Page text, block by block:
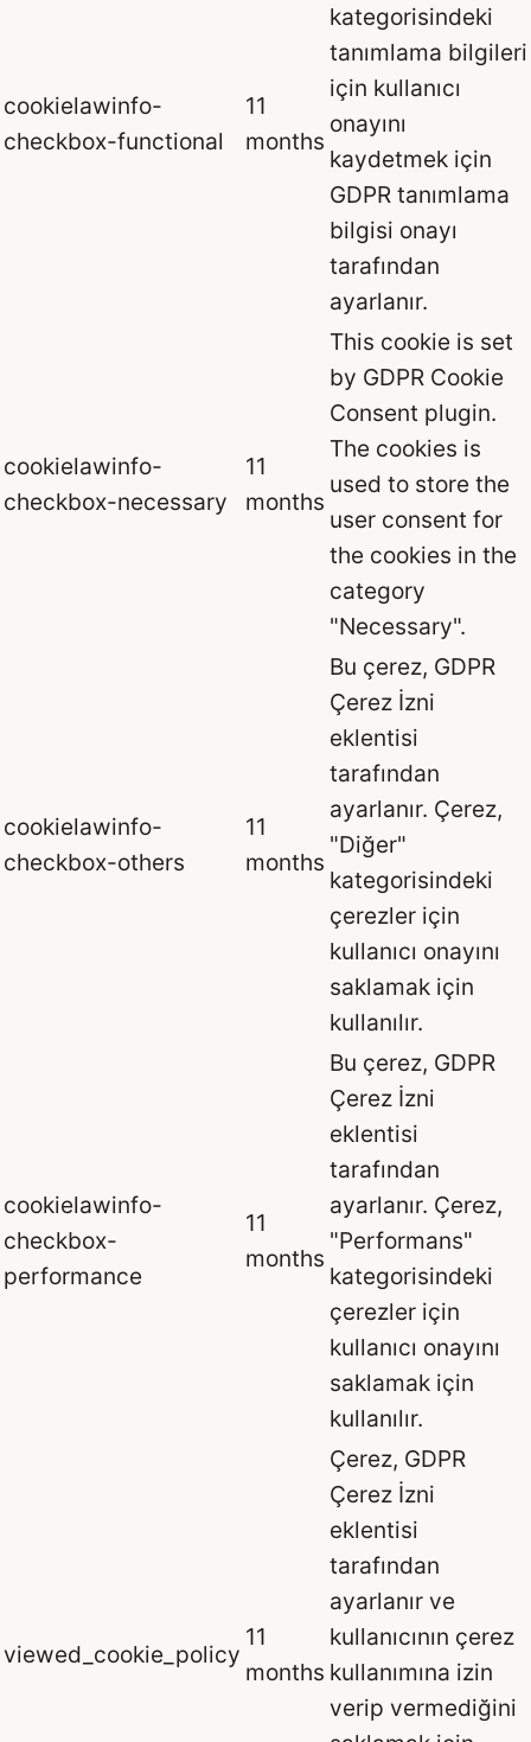
cookielawinfo-
checkbox-functional
11
months
kategorisindeki
tanımlama bilgileri
için kullanıcı
onayını
kaydetmek için
GDPR tanımlama
bilgisi onayı
tarafından
ayarlanır.
cookielawinfo-
checkbox-necessary
11
months
This cookie is set
by GDPR Cookie
Consent plugin.
The cookies is
used to store the
user consent for
the cookies in the
category
"Necessary".
cookielawinfo-
checkbox-others
11
months
Bu çerez, GDPR
Çerez İzni
eklentisi
tarafından
ayarlanır. Çerez,
"Diğer"
kategorisindeki
çerezler için
kullanıcı onayını
saklamak için
kullanılır.
cookielawinfo-
checkbox-
performance
11
months
Bu çerez, GDPR
Çerez İzni
eklentisi
tarafından
ayarlanır. Çerez,
"Performans"
kategorisindeki
çerezler için
kullanıcı onayını
saklamak için
kullanılır.
viewed_cookie_policy
11
months
Çerez, GDPR
Çerez İzni
eklentisi
tarafından
ayarlanır ve
kullanıcının çerez
kullanımına izin
verip vermediğini